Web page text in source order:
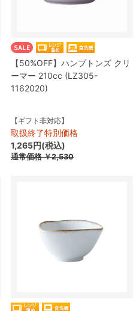
【50%OFF】ハンプトンズ クリ
ーマー 210cc (LZ305-
1162020)
【ギフト非対応】
取扱終了特別価格
1,265円(税込)
通常価格￥2,530